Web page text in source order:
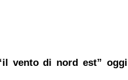
vento di nord est” oggi